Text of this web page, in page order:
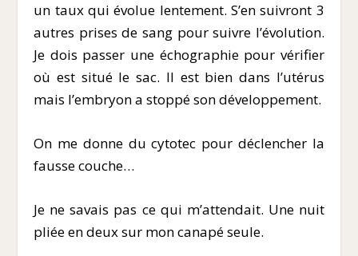
un taux qui évolue lentement. S’en suivront 3
autres prises de sang pour suivre l’évolution.
Je dois passer une échographie pour vérifier
où est situé le sac. Il est bien dans l’utérus
mais l’embryon a stoppé son développement.
On me donne du cytotec pour déclencher la
fausse couche…
Je ne savais pas ce qui m’attendait. Une nuit
pliée en deux sur mon canapé seule.